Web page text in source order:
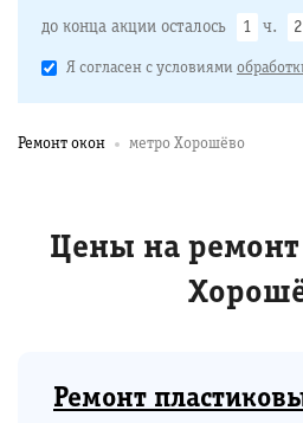
до конца акции осталось 1 ч.
Я согласен с условиями
Ремонт окон метро Хорошёво
Цены на ремонт
Ремонт